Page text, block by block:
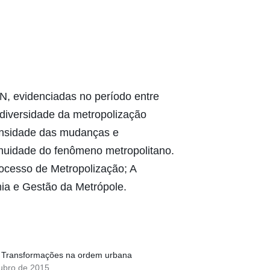
evidenciadas no período entre
da metropolização
das mudanças e
do fenômeno metropolitano.
de Metropolização; A
e Gestão da Metrópole.
na ordem urbana
de 2015